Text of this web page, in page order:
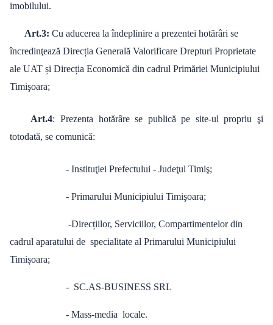
imobilului.
Art.3: Cu aducerea la îndeplinire a prezentei hotărâri se
încredinţează Direcția Generală Valorificare Drepturi Proprietate
ale UAT și Direcția Economică din cadrul Primăriei Municipiului
Timişoara;
Art.4: Prezenta hotărâre se publică pe site-ul propriu şi
totodată, se comunică:
- Instituţiei Prefectului - Judeţul Timiş;
- Primarului Municipiului Timişoara;
-Direcțiilor, Serviciilor, Compartimentelor din
cadrul aparatului de specialitate al Primarului Municipiului
Timișoara;
- SC.AS-BUSINESS SRL
- Mass-media locale.